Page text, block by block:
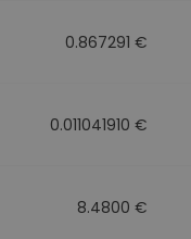
0.867291 €
0.011041910 €
8.4800 €